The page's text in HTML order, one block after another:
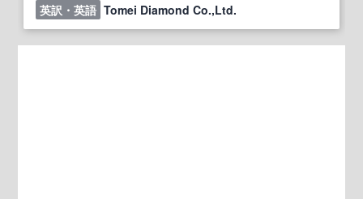
英訳・英語 Tomei Diamond Co.,Ltd.